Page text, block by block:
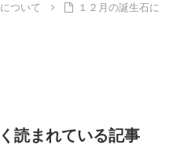
ついて
１２月の誕生石に
読まれている記事